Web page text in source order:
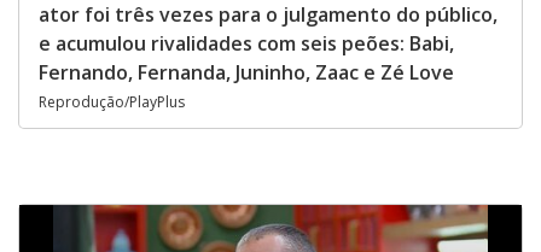
ator foi três vezes para o julgamento do público,
e acumulou rivalidades com seis peões: Babi,
Fernando, Fernanda, Juninho, Zaac e Zé Love
Reprodução/PlayPlus